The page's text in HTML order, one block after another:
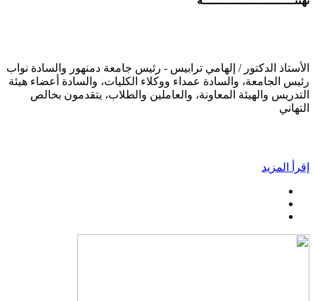
الأستاذ الدكتور / إلهامي ترابيس - رئيس جامعة دمنهور والسادة نواب
رئيس الجامعة، والسادة عمداء ووكلاء الكليات، والسادة أعضاء هيئة
التدريس والهيئة المعاونة، والعاملين والطلاب، يتقدمون بخالص
التهاني
إقرأ المزيد